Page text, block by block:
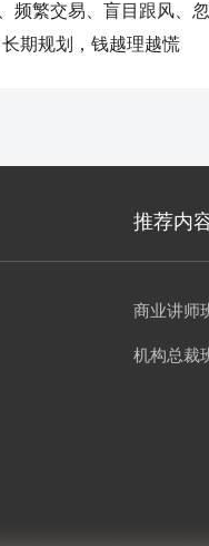
频繁交易、盲目跟风、
期规划，钱越理越慌
推荐内
商业讲师
机构总裁